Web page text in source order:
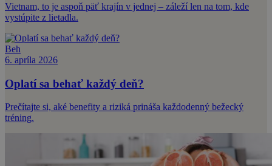
Vietnam, to je aspoň päť krajín v jednej – záleží len na tom, kde
vystúpite z lietadla.
Beh
6. apríla 2026
Oplatí sa behať každý deň?
Prečítajte si, aké benefity a riziká prináša každodenný bežecký
tréning.